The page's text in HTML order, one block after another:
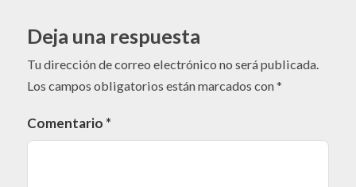
Deja una respuesta
Tu dirección de correo electrónico no será publicada.
Los campos obligatorios están marcados con*
Comentario *